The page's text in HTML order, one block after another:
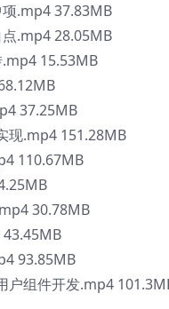
项.mp4 37.83MB
点.mp4 28.05MB
.mp4 15.53MB
37.25MB
现.mp4 151.28MB
110.67MB
30.78MB
43.45MB
93.85MB
户组件开发.mp4